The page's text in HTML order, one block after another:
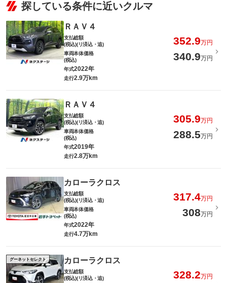
探している条件に近いクルマ
ＲＡＶ４
支払総額
(税込)(リ済込・追)
352.9万円
車両本体価格
(税込)
340.9万円
年式2022年
走行2.9万km
ＲＡＶ４
支払総額
(税込)(リ済込・追)
305.9万円
車両本体価格
(税込)
288.5万円
年式2019年
走行2.8万km
カローラクロス
支払総額
(税込)(リ済込・追)
317.4万円
車両本体価格
(税込)
308万円
年式2022年
走行4.7万km
グーネットセレクト カローラクロス
支払総額
(税込)(リ済込・追)
328.2万円